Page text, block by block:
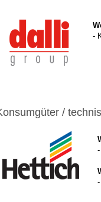
-
/